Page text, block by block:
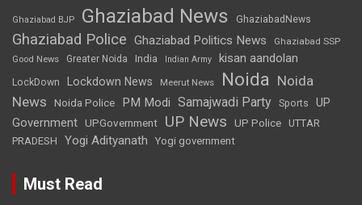
Ghaziabad BJP Ghaziabad News GhaziabadNews
Ghaziabad Police Ghaziabad Politics News Ghaziabad SSP
Good News Greater Noida India Indian Army kisan aandolan
LockDown Lockdown News Meerut News Noida Noida
News
Noida Police PM Modi Samajwadi Party Sports
UP
Government UPGovernment UP News UP Police
UTTAR
PRADESH
Yogi Adityanath Yogi government
Must Read